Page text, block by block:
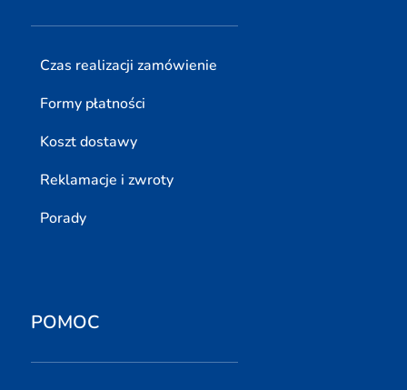
Czas realizacji zamówienie
Formy płatności
Koszt dostawy
Reklamacje i zwroty
Porady
POMOC